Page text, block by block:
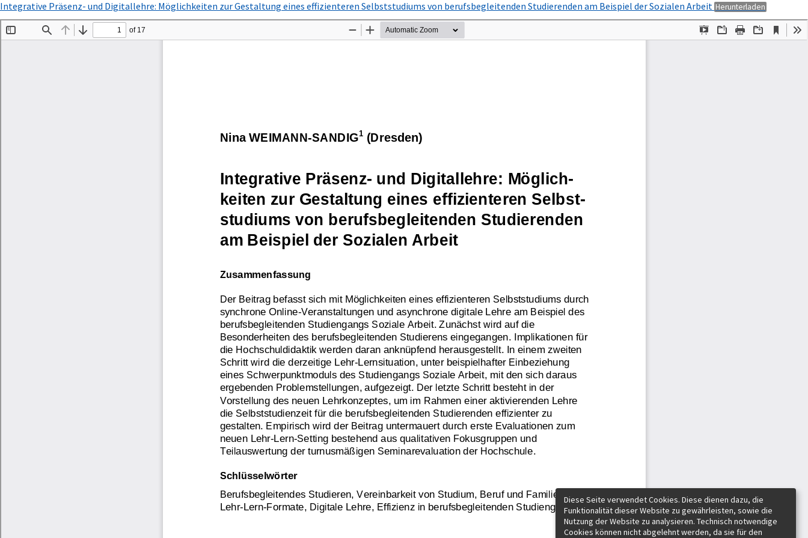
Zu
Artikeldetails
zurückkehren
Integrative Präsenz- und Digitallehre: Möglichkeiten zur Gestaltung eines effizienteren Selbststudiums von berufsbegleitenden Studierenden am Beispiel der Sozialen Arbeit HerunterladenPDF
Diese Seite verwendet Cookies. Diese dienen dazu, die
Funktionalität dieser Website zu gewährleisten, sowie die
Nutzung der Website zu analysieren. Technisch notwendige
Cookies können nicht abgelehnt werden, da sie für den